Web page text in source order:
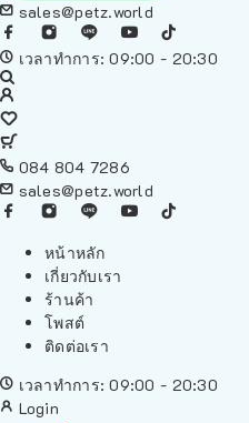
sales@petz.world
เวลาทำการ: 09:00 - 20:30
084 804 7286
sales@petz.world
หน้าหลัก
เกี่ยวกับเรา
ร้านค้า
โพสต์
ติดต่อเรา
เวลาทำการ: 09:00 - 20:30
Login